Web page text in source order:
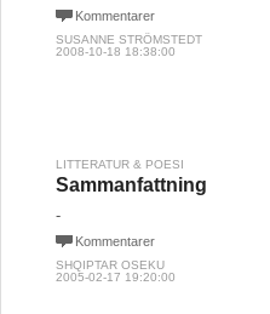
Kommentarer
SUSANNE STRÖMSTEDT
2008-10-18 18:38:00
LITTERATUR & POESI
Sammanfattning
-
Kommentarer
SHQIPTAR OSEKU
2005-02-17 19:20:00